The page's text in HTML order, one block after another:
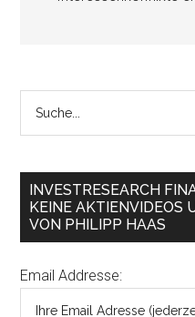
INVESTRESEARCH
KEINE AKTIENVIDEOS
VON PHILIPP HAAS
Email Addresse: